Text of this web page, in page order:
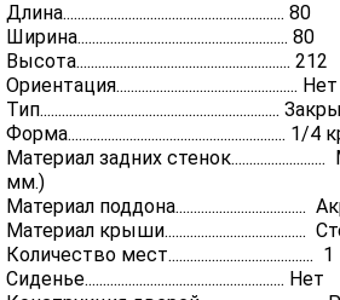
Длина............................................................. 80
Ширина.......................................................... 80
Высота........................................................... 212
Ориентация.................................................. Нет
Тип..................................................................
Форма............................................................ 1/4
Материал задних
мм.)
Материал поддона....................................
Материал крыши.......................................
Количество мест........................................ 1
Сиденье....................................................... Нет